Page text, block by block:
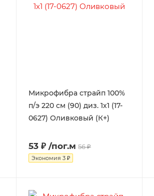
Микрофибра страйп 100%
п/э 220 см (90) диз. 1х1 (17-
0627) Оливковый (К+)
53 ₽ /пог.м 56 ₽
Экономия 3 ₽